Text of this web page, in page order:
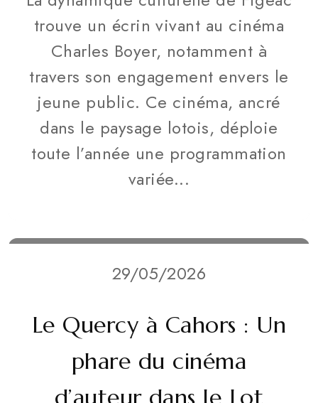
trouve un écrin vivant au cinéma
Charles Boyer, notamment à
travers son engagement envers le
jeune public. Ce cinéma, ancré
dans le paysage lotois, déploie
toute l’année une programmation
variée...
29/05/2026
Le Quercy à Cahors : Un
phare du cinéma
d’auteur dans le Lot